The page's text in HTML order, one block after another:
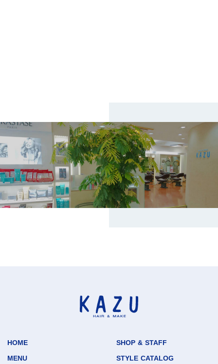
HOME
SHOP & STAFF
MENU
STYLE CATALOG